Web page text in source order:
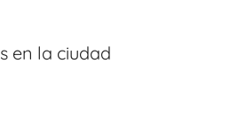
en la ciudad